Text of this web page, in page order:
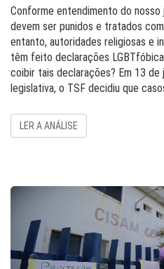
Conforme entendimento do
devem ser punidos e tratados
entanto, autoridades religiosas e
têm feito declarações
coibir tais declarações? Em 13 de
legislativa, o TSF decidiu que
LER A ANÁLISE